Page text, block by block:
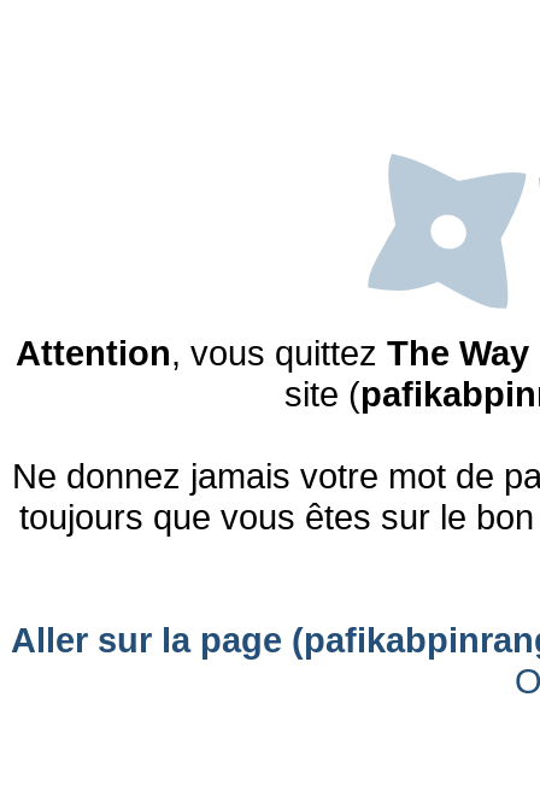
Attention, vous quittez The
site (
Ne donnez jamais votre mot de
toujours que vous êtes sur le
Aller sur la page